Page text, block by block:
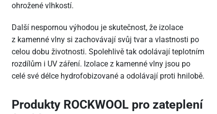
ohrožené vlhkostí.
Další nespornou výhodou je skutečnost, že izolace
z kamenné vlny si zachovávají svůj tvar a vlastnosti po
celou dobu životnosti. Spolehlivě tak odolávají teplotním
rozdílům i UV záření. Izolace z kamenné vlny jsou po
celé své délce hydrofobizované a odolávají proti hnilobě.
Produkty ROCKWOOL pro zateplení